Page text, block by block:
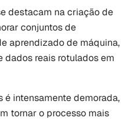
destacam na criação de
conjuntos de
aprendizado de máquina,
dados reais rotulados em
é intensamente demorada,
tornar o processo mais